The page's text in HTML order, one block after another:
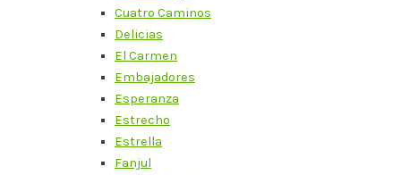
Cuatro Caminos
Delicias
El Carmen
Embajadores
Esperanza
Estrecho
Estrella
Fanjul